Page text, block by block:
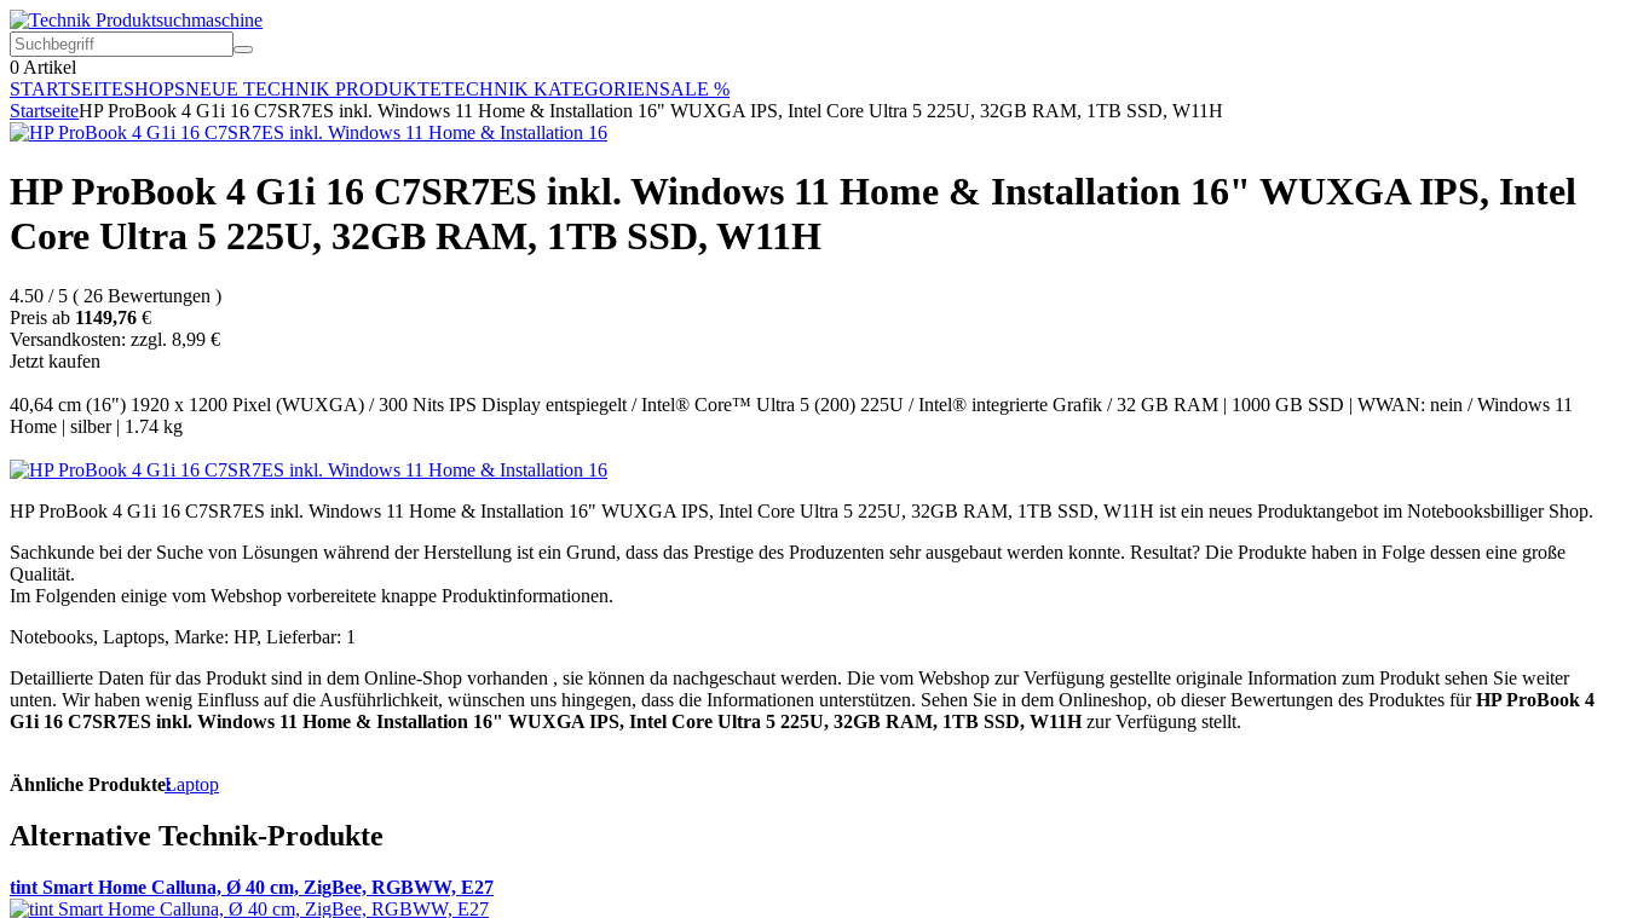
0 Artikel
STARTSEITESHOPSNEUE TECHNIK PRODUKTETECHNIK KATEGORIENSALE %
StartseiteHP ProBook 4 G1i 16 C7SR7ES inkl. Windows 11 Home & Installation 16" WUXGA IPS, Intel Core Ultra 5 225U, 32GB RAM, 1TB SSD, W11H
HP ProBook 4 G1i 16 C7SR7ES inkl. Windows 11 Home & Installation 16" WUXGA IPS, Intel
Core Ultra 5 225U, 32GB RAM, 1TB SSD, W11H
4.50 / 5 ( 26 Bewertungen )
Preis ab 1149,76 €
Versandkosten: zzgl. 8,99 €
Jetzt kaufen
40,64 cm (16") 1920 x 1200 Pixel (WUXGA) / 300 Nits IPS Display entspiegelt / Intel® Core™ Ultra 5 (200) 225U / Intel® integrierte Grafik / 32 GB RAM | 1000 GB SSD | WWAN: nein / Windows 11
Home | silber | 1.74 kg
HP ProBook 4 G1i 16 C7SR7ES inkl. Windows 11 Home & Installation 16" WUXGA IPS, Intel Core Ultra 5 225U, 32GB RAM, 1TB SSD, W11H ist ein neues Produktangebot im Notebooksbilliger Shop.
Sachkunde bei der Suche von Lösungen während der Herstellung ist ein Grund, dass das Prestige des Produzenten sehr ausgebaut werden konnte. Resultat? Die Produkte haben in Folge dessen eine große
Qualität.
Im Folgenden einige vom Webshop vorbereitete knappe Produktinformationen.
Notebooks, Laptops, Marke: HP, Lieferbar: 1
Detaillierte Daten für das Produkt sind in dem Online-Shop vorhanden , sie können da nachgeschaut werden. Die vom Webshop zur Verfügung gestellte originale Information zum Produkt sehen Sie weiter
unten. Wir haben wenig Einfluss auf die Ausführlichkeit, wünschen uns hingegen, dass die Informationen unterstützen. Sehen Sie in dem Onlineshop, ob dieser Bewertungen des Produktes fürHP ProBook 4
G1i 16 C7SR7ES inkl. Windows 11 Home & Installation 16" WUXGA IPS, Intel Core Ultra 5 225U, 32GB RAM, 1TB SSD, W11Hzur Verfügung stellt.
Ähnliche Produkte:Laptop
Alternative Technik-Produkte
tint Smart Home Calluna, Ø 40 cm, ZigBee, RGBWW, E27